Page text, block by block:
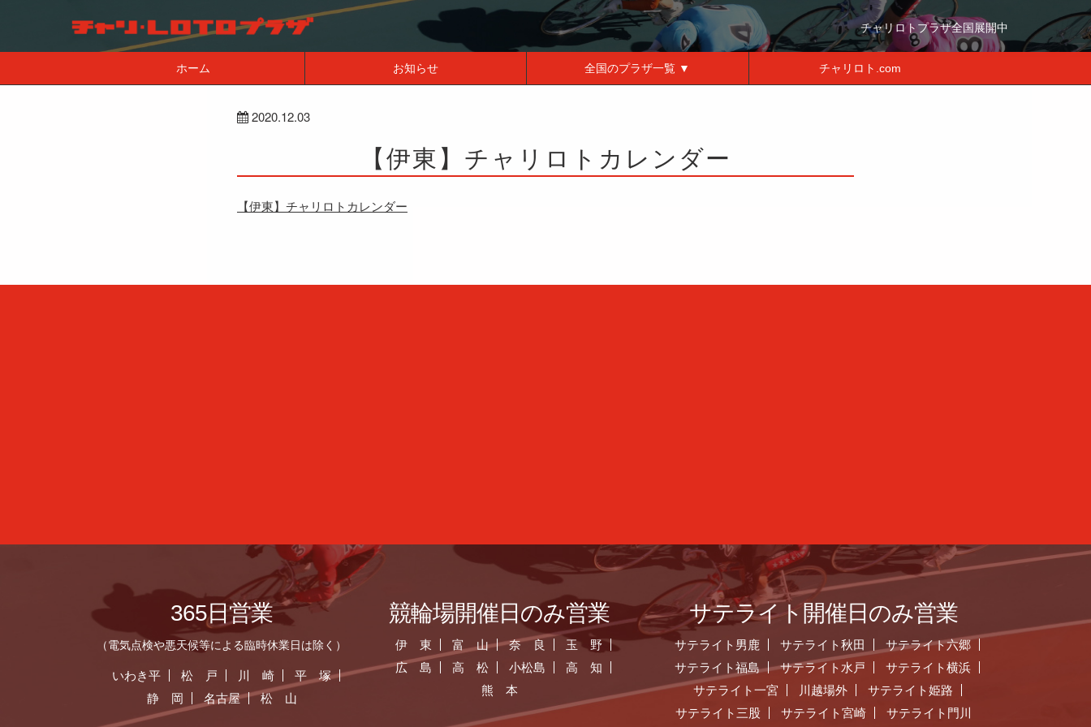
チャリロトプラザ全国展開中
ホーム お知らせ 全国のプラザ一覧 ▼ チャリロト.com
2020.12.03
【伊東】チャリロトカレンダー
【伊東】チャリロトカレンダー
365日営業
（電気点検や悪天候等による臨時休業日は除く）
いわき平 松 戸 川 崎
平 塚
静 岡
名古屋 松 山
競輪場開催日のみ営業
伊 東 富 山 奈 良
玉 野
広 島
高 松 小松島
高 知
熊 本
サテライト開催日のみ営業
サテライト男鹿 サテライト秋田
サテライト六郷
サテライト福島
サテライト水戸
サテライト横浜
サテライト一宮
川越場外
サテライト姫路
サテライト三股
サテライト宮崎 サテライト門川